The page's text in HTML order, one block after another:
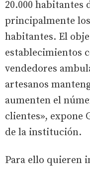
20.000 habitantes
principalmente
habitantes. El
establecimientos
vendedores
artesanos
aumenten el
clientes», expone
de la institución.
Para ello quieren